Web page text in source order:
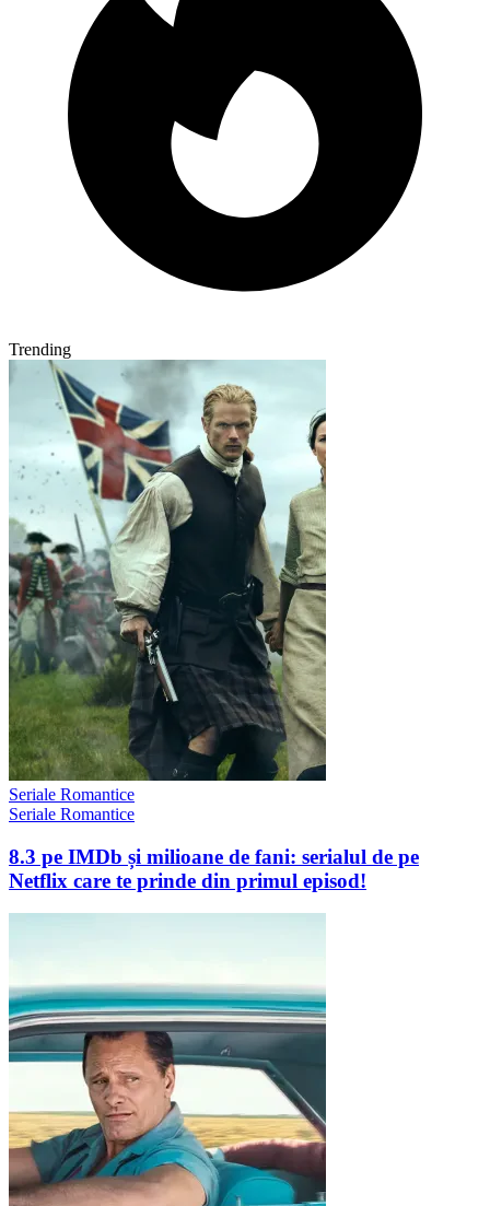
Trending
Seriale Romantice
Seriale Romantice
8.3 pe IMDb și milioane de fani: serialul de pe
Netflix care te prinde din primul episod!